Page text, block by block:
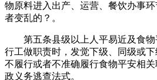
物原料进入出产、运营、餐饮办事
者变乱的？。
第五条县级以上人平易近及食物
行工做职责时，发觉下级、同级或
不履行或者不准确履行食物平安相
政义务逃查法式。